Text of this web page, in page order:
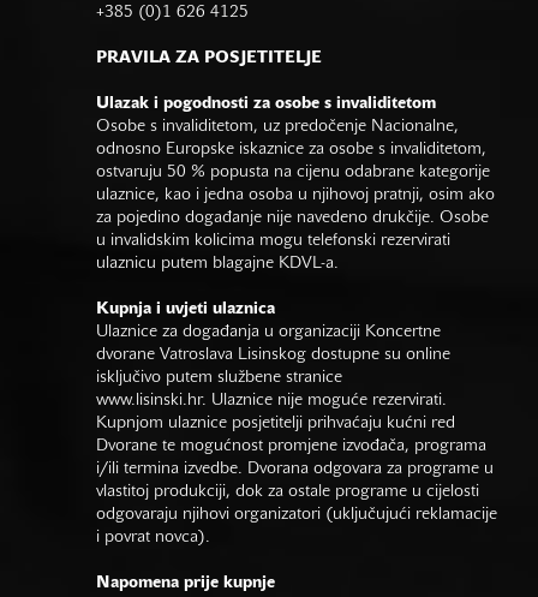
+385 (0)1 626 4125
PRAVILA ZA POSJETITELJE
Ulazak i pogodnosti za osobe s invaliditetom
Osobe s invaliditetom, uz predočenje Nacionalne,
odnosno Europske iskaznice za osobe s invaliditetom,
ostvaruju 50 % popusta na cijenu odabrane kategorije
ulaznice, kao i jedna osoba u njihovoj pratnji, osim ako
za pojedino događanje nije navedeno drukčije. Osobe
u invalidskim kolicima mogu telefonski rezervirati
ulaznicu putem blagajne KDVL-a.
Kupnja i uvjeti ulaznica
Ulaznice za događanja u organizaciji Koncertne
dvorane Vatroslava Lisinskog dostupne su online
isključivo putem službene stranice
www.lisinski.hr. Ulaznice nije moguće rezervirati.
Kupnjom ulaznice posjetitelji prihvaćaju kućni red
Dvorane te mogućnost promjene izvođača, programa
i/ili termina izvedbe. Dvorana odgovara za programe u
vlastitoj produkciji, dok za ostale programe u cijelosti
odgovaraju njihovi organizatori (uključujući reklamacije
i povrat novca).
Napomena prije kupnje